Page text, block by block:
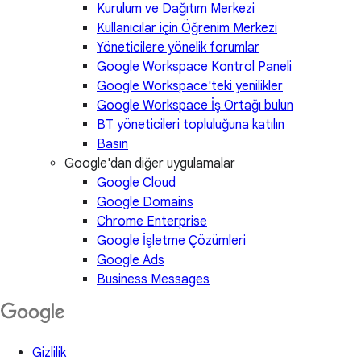
Kurulum ve Dağıtım Merkezi
Kullanıcılar için Öğrenim Merkezi
Yöneticilere yönelik forumlar
Google Workspace Kontrol Paneli
Google Workspace'teki yenilikler
Google Workspace İş Ortağı bulun
BT yöneticileri topluluğuna katılın
Basın
Google'dan diğer uygulamalar
Google Cloud
Google Domains
Chrome Enterprise
Google İşletme Çözümleri
Google Ads
Business Messages
Gizlilik